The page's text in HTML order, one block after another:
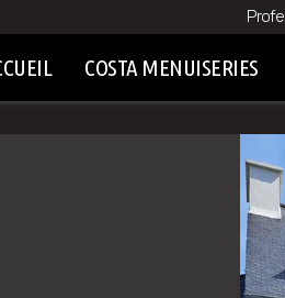
COSTA MENUISERIES